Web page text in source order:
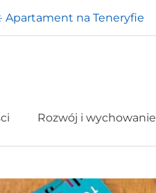
Apartament na Teneryfie
Rozwój i wychowanie